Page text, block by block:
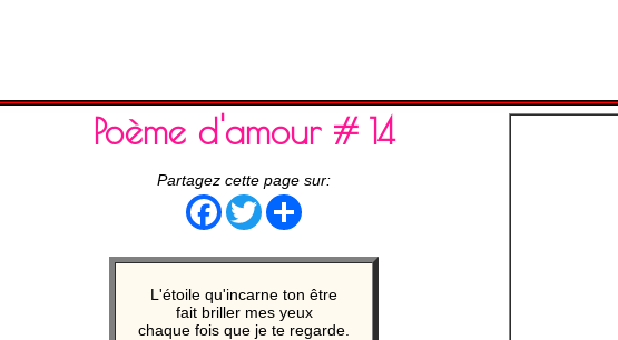
Poème d'amour # 14
Partagez cette page sur:
FacebookTwitter
L'étoile qu'incarne ton être
fait briller mes yeux
chaque fois que je te regarde.